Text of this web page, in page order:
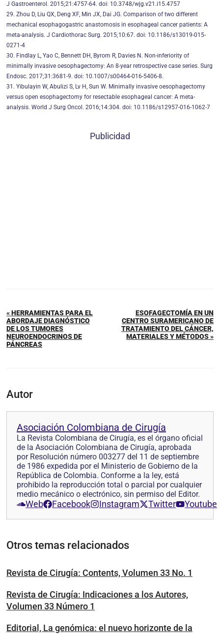
J Gastroenterol. 2015;21:4757-64. doi: 10.3748/wjg.v21.i15.4757
29. Zhou D, Liu QX, Deng XF, Min JX, Dai JG. Comparison of two different
mechanical esophagogastric anastomosis in esophageal cancer patients: A
meta-analysis. J Cardiothorac Surg. 2015;10:67. doi: 10.1186/s13019-015-
0271-4
30. Findlay L, Yao C, Bennett DH, Byrom R, Davies N. Non-inferiority of
minimally invasive oesophagectomy: An 8-year retrospective case series. Surg
Endosc. 2017;31:3681-9. doi: 10.1007/s00464-016-5406-8.
31. Yibulayin W, Abulizi S, Lv H, Sun W. Minimally invasive oesophagectomy
versus open esophagectomy for resectable esophageal cancer: A meta-
analysis. World J Surg Oncol. 2016;14:304. doi: 10.1186/s12957-016-1062-7
Publicidad
« HERRAMIENTAS PARA EL
ABORDAJE DIAGNÓSTICO
DE LOS TUMORES
NEUROENDOCRINOS DE
PÁNCREAS
ESOFAGECTOMÍA EN UN
CENTRO SURAMERICANO DE
TRATAMIENTO DEL CÁNCER,
MATERIALES Y MÉTODOS »
Autor
Asociación Colombiana de Cirugía
La Revista Colombiana de Cirugía, es el órgano oficial
de la Asociación Colombiana de Cirugía, aprobada
por Resolución número 003277 del 11 de septiembre
de 1986 expedida por el Ministerio de Gobierno de la
República de Colombia. Conforme a la ley, está
prohibido la reproducción total o parcial por cualquier
medio mecánico o electrónico, sin permiso del Editor.
Web Facebook Instagram Twitter Youtube
Otros temas relacionados
Revista de Cirugía: Contents, Volumen 33 No. 1
Revista de Cirugía: Indicaciones a los Autores,
Volumen 33 Número 1
Editorial, La genómica: el nuevo horizonte de la